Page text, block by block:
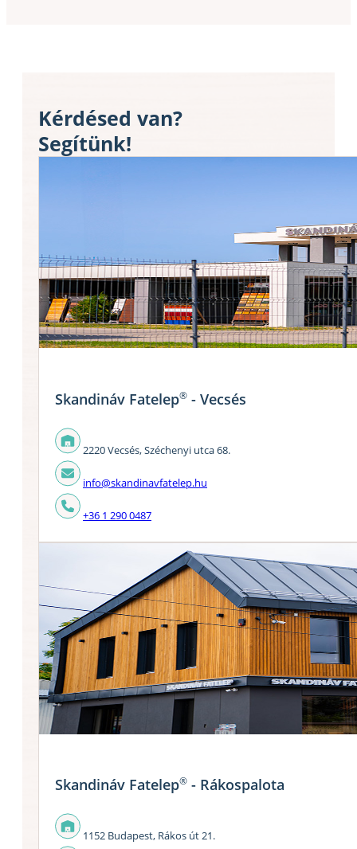
Kérdésed van?
Segítünk!
Skandináv Fatelep® - Vecsés
2220 Vecsés, Széchenyi utca 68.
info@skandinavfatelep.hu
+36 1 290 0487
Skandináv Fatelep® - Rákospalota
1152 Budapest, Rákos út 21.